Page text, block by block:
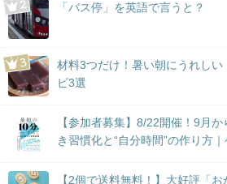
「バス停」を英語で言うと？
材料3つだけ！暑い朝にうれし
ピ3選
【参加者募集】8/22開催！9月
き習慣化と“自分時間”の作り方
【2個で送料無料！】大好評「